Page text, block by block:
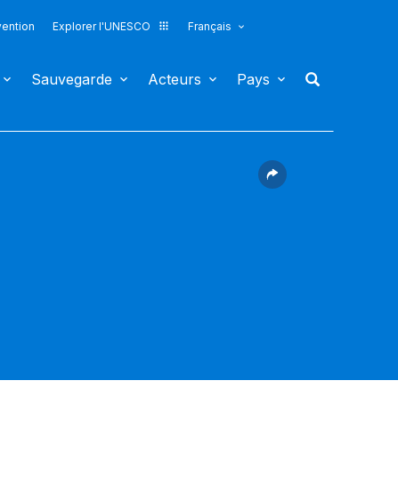
Explorer l'UNESCO
Français
Sauvegarde Acteurs Pays